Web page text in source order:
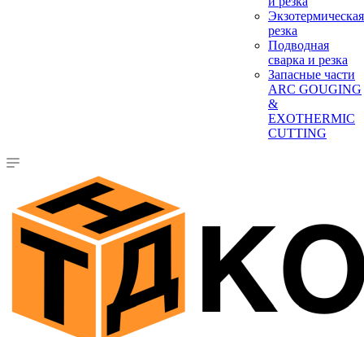
Экзотермическая
резка
Подводная
сварка и резка
Запасные части
ARC GOUGING
&
EXOTHERMIC
CUTTING